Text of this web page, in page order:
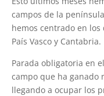
campos de la
hemos centrado en
País Vasco y Cantabria.
Parada obligatoria en el
campo que ha ganado
llegando a ocupar los